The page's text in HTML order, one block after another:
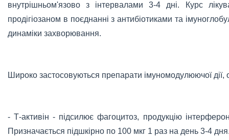
внутрішньом'язово з інтервалами 3-4 дні. Курс
продігіозаном в поєднанні з антибіотиками та
динаміки захворювання.
Широко застосовуються препарати імуномодулюючої дії,
- Т-активін - підсилює фагоцитоз, продукцію
Призначається підшкірно по 100 мкг 1 раз на день 3-4